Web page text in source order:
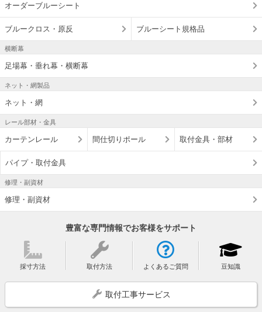
オーダーブルーシート
ブルークロス・原反 ブルーシート規格品
横断幕
足場幕・垂れ幕・横断幕
ネット・網製品
ネット・網
レール部材・金具
カーテンレール 間仕切りポール 取付金具・部材
パイプ・取付金具
修理・副資材
修理・副資材
豊富な専門情報でお客様をサポート
採寸方法 取付方法 よくあるご質問 豆知識
取付工事サービス